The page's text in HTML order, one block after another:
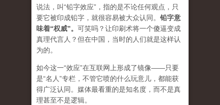
说法，叫“铅字效应”，指的是不论任何观点，只
要它被印成铅字，就很容易被大众认同。 铅字意
味着“权威”。 可笑吗？让印刷术将一个傻逼变成
真理代言人？但在中国，当时的人们就是这样认
为的。
如今这一“效应”在互联网上形成了镜像——只要
是“名人”专栏，不管它喷的什么玩意儿，都能获
得广泛认同。媒体最看重的是知名度，而不是真
理甚至不是逻辑。